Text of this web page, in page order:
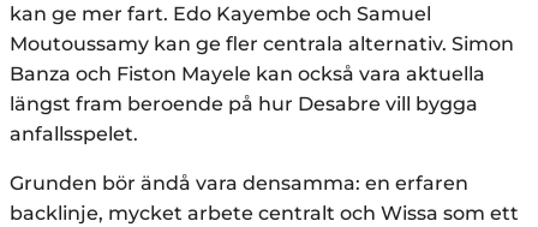
kan ge mer fart. Edo Kayembe och Samuel
Moutoussamy kan ge fler centrala alternativ. Simon
Banza och Fiston Mayele kan också vara aktuella
längst fram beroende på hur Desabre vill bygga
anfallsspelet.
Grunden bör ändå vara densamma: en erfaren
backlinje, mycket arbete centralt och Wissa som ett